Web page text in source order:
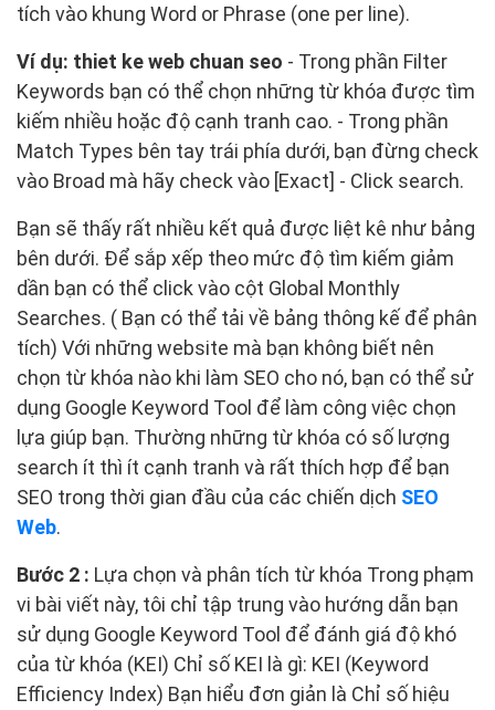
tích vào khung Word or Phrase (one per line).
Ví dụ: thiet ke web chuan seo - Trong phần Filter
Keywords bạn có thể chọn những từ khóa được tìm
kiếm nhiều hoặc độ cạnh tranh cao. - Trong phần
Match Types bên tay trái phía dưới, bạn đừng check
vào Broad mà hãy check vào [Exact] - Click search.
Bạn sẽ thấy rất nhiều kết quả được liệt kê như bảng
bên dưới. Để sắp xếp theo mức độ tìm kiếm giảm
dần bạn có thể click vào cột Global Monthly
Searches. ( Bạn có thể tải về bảng thông kế để phân
tích) Với những website mà bạn không biết nên
chọn từ khóa nào khi làm SEO cho nó, bạn có thể sử
dụng Google Keyword Tool để làm công việc chọn
lựa giúp bạn. Thường những từ khóa có số lượng
search ít thì ít cạnh tranh và rất thích hợp để bạn
SEO trong thời gian đầu của các chiến dịch SEO
Web.
Bước 2 : Lựa chọn và phân tích từ khóa Trong phạm
vi bài viết này, tôi chỉ tập trung vào hướng dẫn bạn
sử dụng Google Keyword Tool để đánh giá độ khó
của từ khóa (KEI) Chỉ số KEI là gì: KEI (Keyword
Efficiency Index) Bạn hiểu đơn giản là Chỉ số hiệu